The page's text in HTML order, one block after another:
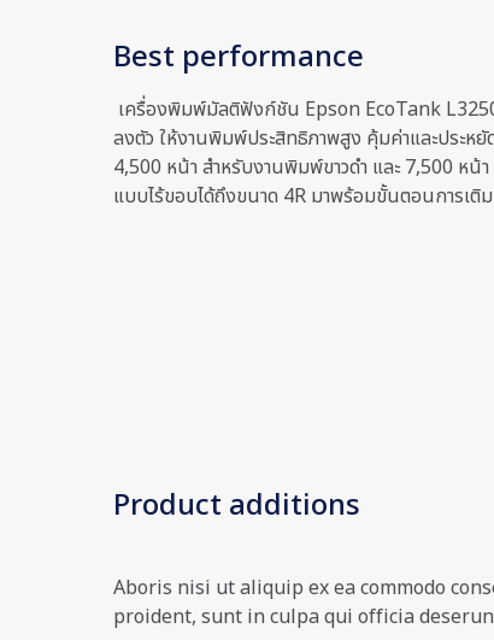
Best performance
เครื่องพิมพ์มัลติฟังก์ชัน Epson EcoTank
ลงตัว ให้งานพิมพ์ประสิทธิภาพสูง คุ้มค่าและประห
4,500 หน้า สำหรับงานพิมพ์ขาวดำ และ 7,500 ห
แบบไร้ขอบได้ถึงขนาด 4R มาพร้อมขั้นตอนการเติม
Product additions
Aboris nisi ut aliquip ex ea commodo
proident, sunt in culpa qui officia